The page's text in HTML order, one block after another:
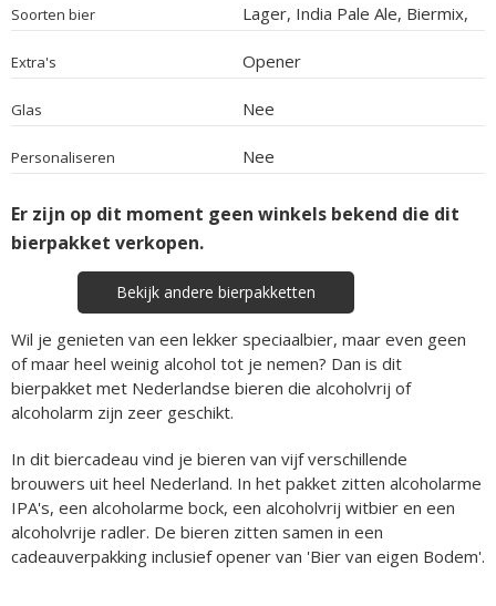
Soorten bier
Lager, India Pale Ale, Biermix,
Alcoholarm
Extra's Opener
Glas Nee
Personaliseren Nee
Er zijn op dit moment geen winkels bekend die dit
bierpakket verkopen.
Bekijk andere bierpakketten
Wil je genieten van een lekker speciaalbier, maar even geen
of maar heel weinig alcohol tot je nemen? Dan is dit
bierpakket met Nederlandse bieren die alcoholvrij of
alcoholarm zijn zeer geschikt.
In dit biercadeau vind je bieren van vijf verschillende
brouwers uit heel Nederland. In het pakket zitten alcoholarme
IPA's, een alcoholarme bock, een alcoholvrij witbier en een
alcoholvrije radler. De bieren zitten samen in een
cadeauverpakking inclusief opener van 'Bier van eigen Bodem'.